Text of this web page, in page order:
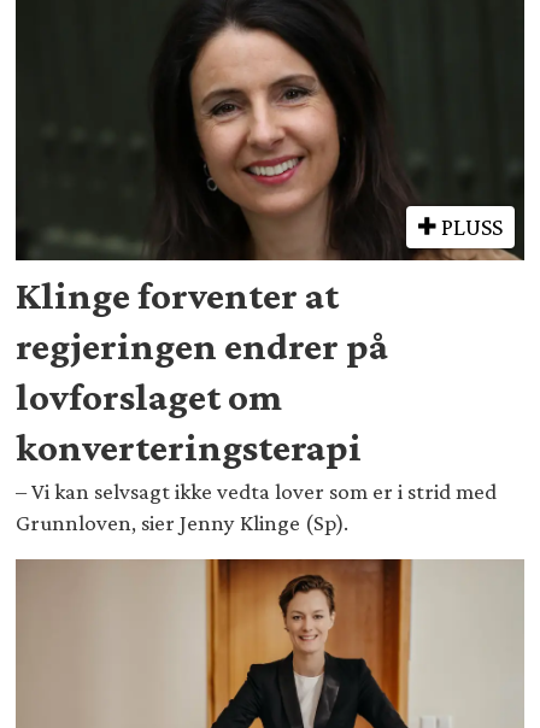
PLUSS
Klinge forventer at
regjeringen endrer på
lovforslaget om
konverteringsterapi
– Vi kan selvsagt ikke vedta lover som er i strid med
Grunnloven, sier Jenny Klinge (Sp).